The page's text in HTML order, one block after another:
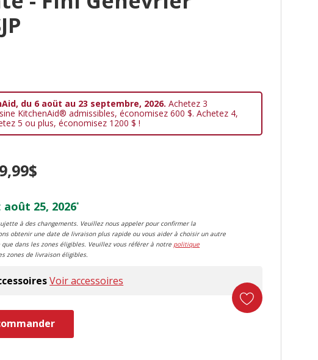
du 6 aoüt au 23 septembre, 2026. Achetez 3
KitchenAid® admissibles, économisez 600 $. Achetez 4,
5 ou plus, économisez 1200 $ !
août 25, 2026*
à des changements. Veuillez nous appeler pour confirmer la
obtenir une date de livraison plus rapide ou vous aider à choisir un autre
dans les zones éligibles. Veuillez vous référer à notre politique
zones de livraison éligibles.
Voir accessoires